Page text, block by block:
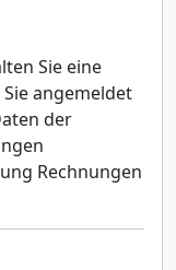
Sie eine
angemeldet
der
Rechnungen